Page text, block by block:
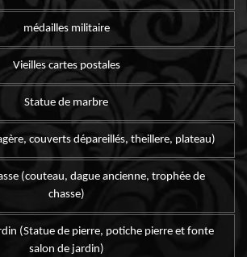
médailles militaire
Vieilles cartes postales
Statue de marbre
couverts dépareillés, theillere, plateau)
(couteau, dague ancienne, trophée de
chasse)
(Statue de pierre, potiche pierre et fonte
salon de jardin)